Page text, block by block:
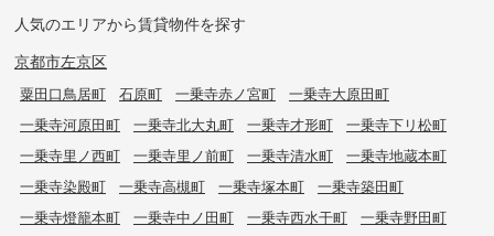
人気のエリアから賃貸物件を探す
京都市左京区
粟田口鳥居町 石原町 一乗寺赤ノ宮町
一乗寺大原田町
一乗寺河原田町
一乗寺北大丸町 一乗寺才形町
一乗寺下リ松町
一乗寺里ノ西町
一乗寺里ノ前町 一乗寺清水町
一乗寺地蔵本町
一乗寺染殿町
一乗寺高槻町 一乗寺塚本町
一乗寺築田町
一乗寺燈籠本町
一乗寺中ノ田町 一乗寺西水干町
一乗寺野田町